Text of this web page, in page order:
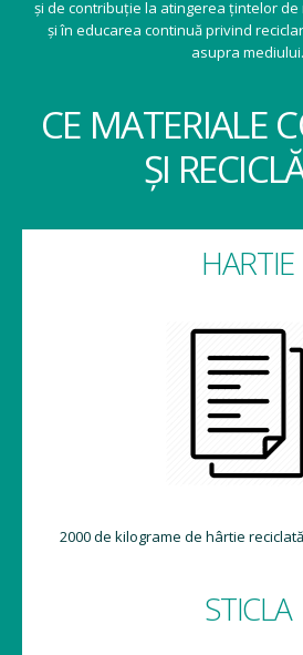
și de contribuție la atingerea țintelor de
și în educarea continuă privind
asupra mediului.
CE MATERIALE
ȘI
HARTIE
2000 de kilograme de hârtie
STICLA